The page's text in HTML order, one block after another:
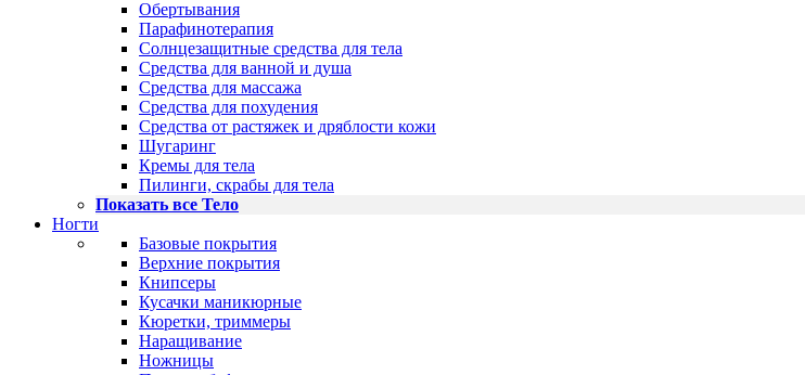
Обертывания
Парафинотерапия
Солнцезащитные средства для тела
Средства для ванной и душа
Средства для массажа
Средства для похудения
Средства от растяжек и дряблости кожи
Шугаринг
Кремы для тела
Пилинги, скрабы для тела
Показать все Тело
Ногти
Базовые покрытия
Верхние покрытия
Книпсеры
Кусачки маникюрные
Кюретки, триммеры
Наращивание
Ножницы